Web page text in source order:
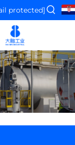
protected]